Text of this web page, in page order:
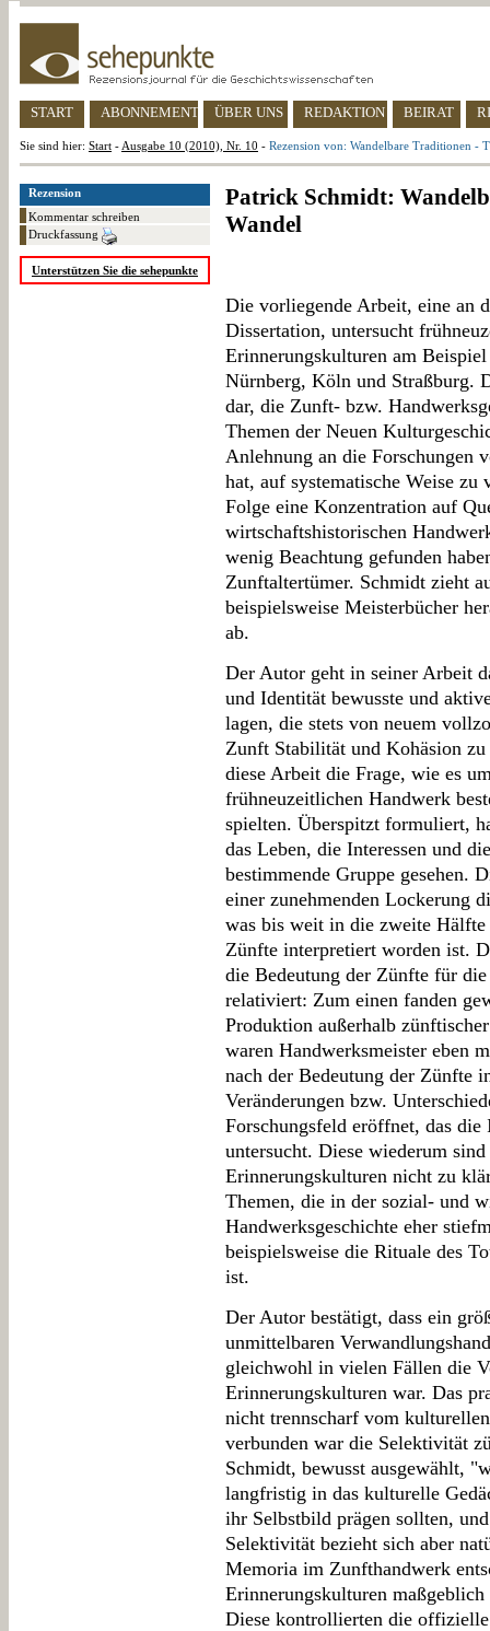
START ABONNEMENT ÜBER UNS REDAKTION BEIRAT
Sie sind hier: Start - Ausgabe 10 (2010), Nr. 10 - Rezension von: Wandelbare Traditionen -
Rezension
Kommentar schreiben
Druckfassung
Unterstützen Sie die sehepunkte
Patrick Schmidt:
Wandel
Die vorliegende Arbeit, eine an
Dissertation, untersucht
Erinnerungskulturen am
Nürnberg, Köln und Straßburg.
dar, die Zunft- bzw.
Themen der Neuen
Anlehnung an die Forschungen
hat, auf systematische Weise
Folge eine Konzentration auf
wirtschaftshistorischen
wenig Beachtung gefunden
Zunftaltertümer. Schmidt zieht
beispielsweise Meisterbücher
ab.
Der Autor geht in seiner Arbeit
und Identität bewusste und
lagen, die stets von neuem
Zunft Stabilität und Kohäsion
diese Arbeit die Frage, wie es
frühneuzeitlichen Handwerk
spielten. Überspitzt formuliert,
das Leben, die Interessen und
bestimmende Gruppe gesehen.
einer zunehmenden Lockerung
was bis weit in die zweite Hälfte
Zünfte interpretiert worden ist.
die Bedeutung der Zünfte für
relativiert: Zum einen fanden
Produktion außerhalb
waren Handwerksmeister eben
nach der Bedeutung der Zünfte
Veränderungen bzw.
Forschungsfeld eröffnet, das
untersucht. Diese wiederum
Erinnerungskulturen nicht zu
Themen, die in der sozial- und
Handwerksgeschichte eher
beispielsweise die Rituale des
ist.
Der Autor bestätigt, dass ein
unmittelbaren
gleichwohl in vielen Fällen die
Erinnerungskulturen war. Das
nicht trennscharf vom
verbunden war die Selektivität
Schmidt, bewusst ausgewählt,
langfristig in das kulturelle
ihr Selbstbild prägen sollten,
Selektivität bezieht sich aber
Memoria im Zunfthandwerk
Erinnerungskulturen
Diese kontrollierten die